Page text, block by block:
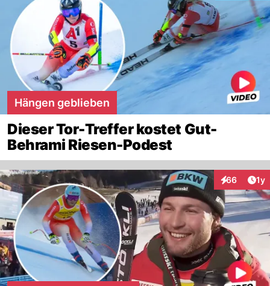
Hängen geblieben
Dieser Tor-Treffer kostet Gut-
Behrami Riesen-Podest
66 1y